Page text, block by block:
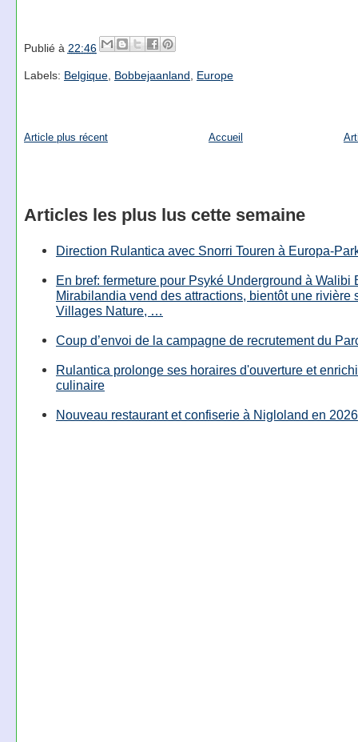
Publié à 22:46
Labels: Belgique, Bobbejaanland Europe
Article plus récent Accueil
Articles les plus lus cette semaine
Direction Rulantica avec Snorri Touren à Europa-
En bref: fermeture pour Psyké Underground à Walibi
Mirabilandia vend des attractions, bientôt une rivière
Villages Nature, …
Coup d’envoi de la campagne de recrutement du
Rulantica prolonge ses horaires d'ouverture et
culinaire
Nouveau restaurant et confiserie à Nigloland en 2026